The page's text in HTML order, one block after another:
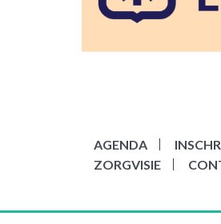
AGENDA
ZORGVISIE